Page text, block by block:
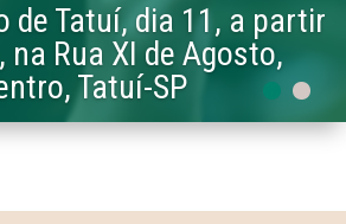
de Tatuí, dia 11, a partir
na Rua XI de Agosto,
Tatuí-SP